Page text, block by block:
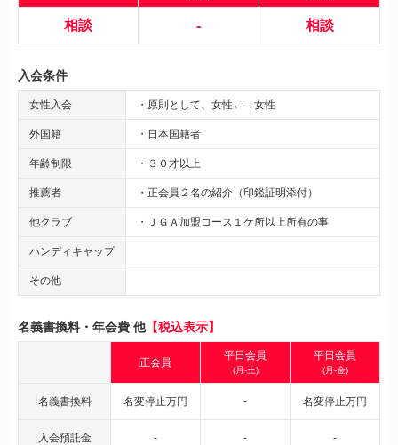
相談 - 相談
入会条件
女性入会 ・原則として、女性←→女性
外国籍 ・日本国籍者
年齢制限 ・３０才以上
推薦者 ・正会員２名の紹介（印鑑証明添付）
他クラブ ・ＪＧＡ加盟コース１ケ所以上所有の事
ハンディキャップ
その他
名義書換料・年会費 他【税込表示】
正会員
平日会員
(月-土)
平日会員
(月-金)
名義書換料 名変停止万円 - 名変停止万円
入会預託金 - - -